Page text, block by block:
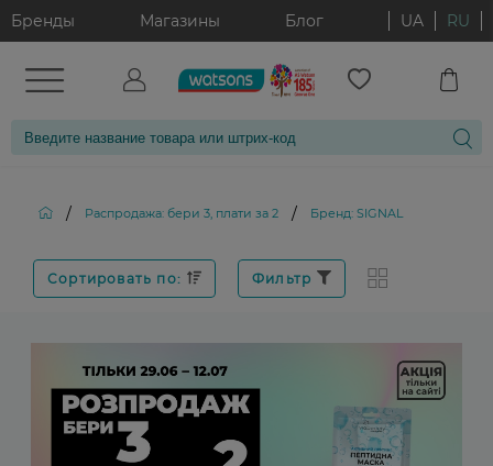
Бренды Магазины Блог UA RU
/ Распродажа: бери 3, плати за 2 / Бренд: SIGNAL
Сортировать по: Фильтр